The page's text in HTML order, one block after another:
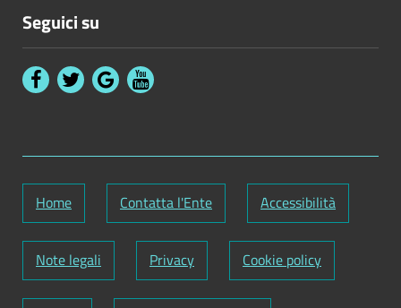
Seguici su
Home Contatta l'Ente Accessibilità
Note legali Privacy Cookie policy